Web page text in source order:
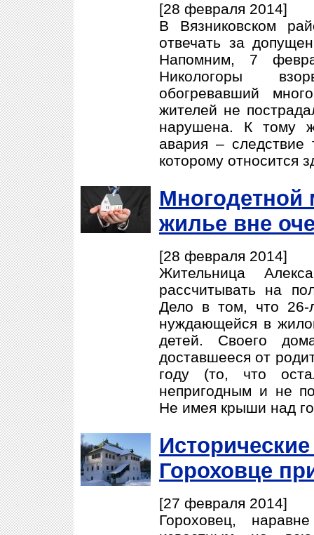
[28 февраля 2014]
В Вязниковском
отвечать за
Напомним, 7
Никологоры
обогревавший
жителей не
нарушена. К тому
авария –
которому относится
Многодетной
жилье вне
[28 февраля 2014]
Жительница
рассчитывать на
Дело в том, что 26-
нуждающейся в
детей. Своего
доставшееся от
году (то, что
непригодным и не
Не имея крыши над
Гороховце
[27 февраля 2014]
Гороховец,